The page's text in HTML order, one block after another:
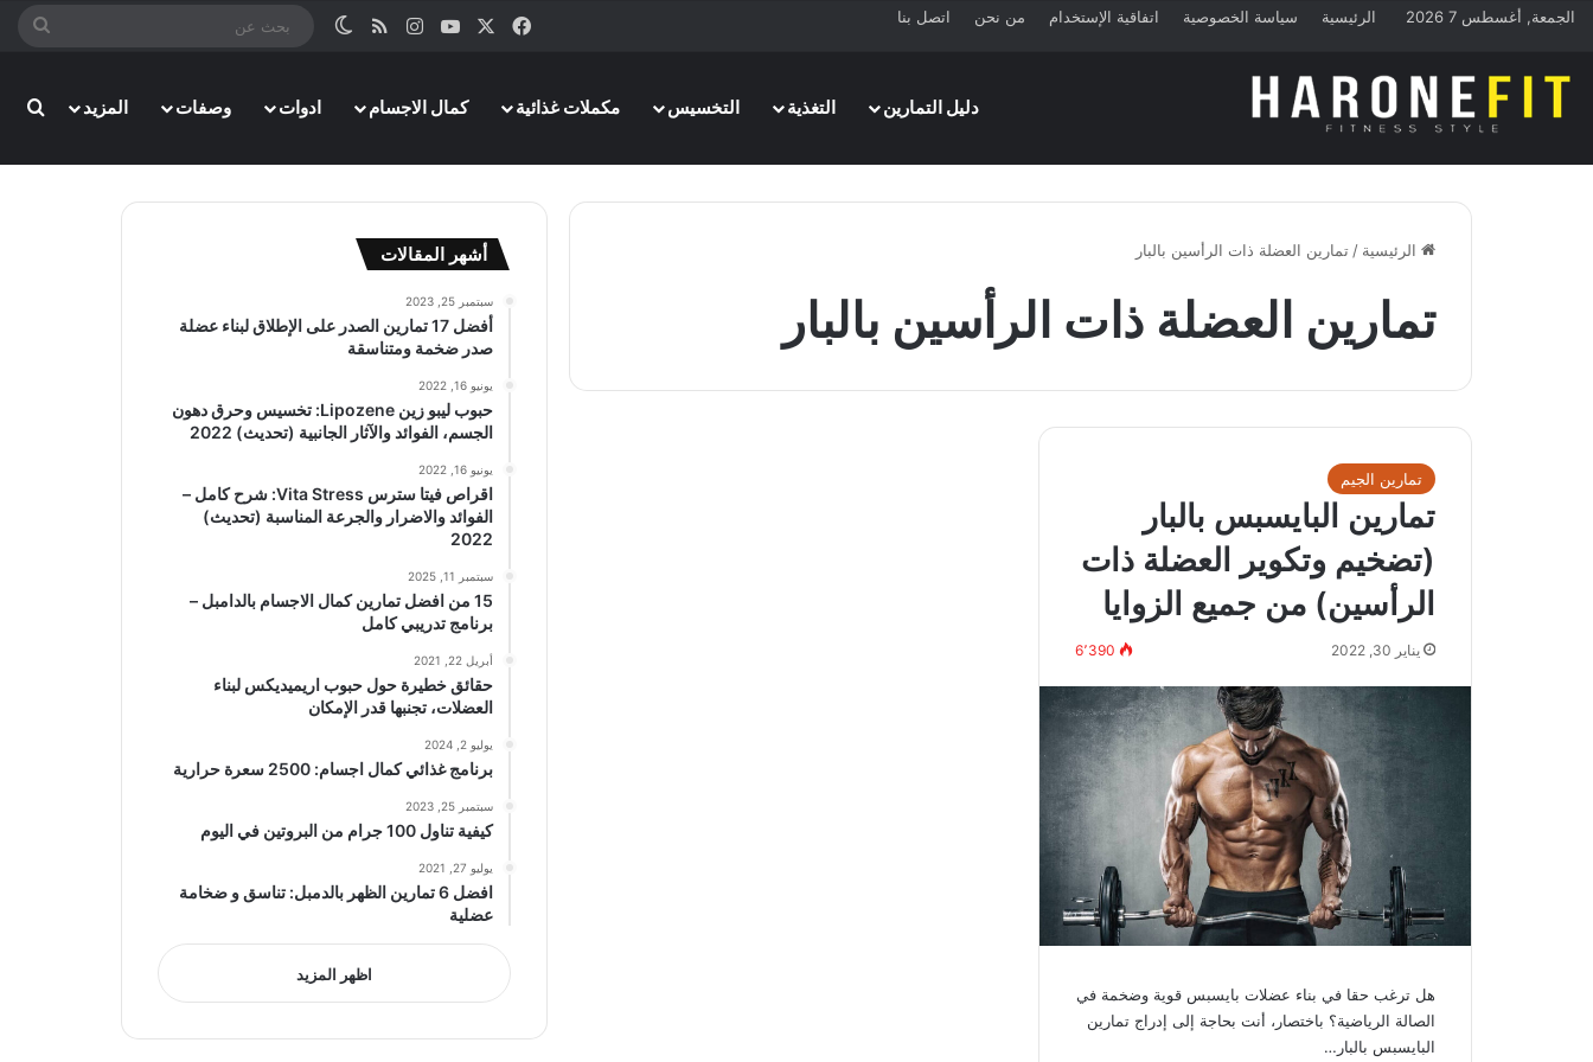
الجمعة, أغسطس 7 2026 الرئيسية سياسة الخصوصية اتفاقية الإستخدام من نحن اتصل بنا فيسبوك ‫YouTubeانستقرامملخص الموقع RSS
الوضع المظلم
دليل التمارين
التغذية التخسيس مكملات غذائية كمال الاجسام ادوات وصفات المزيد
الرئيسية / تمارين العضلة ذات الرأسين بالبار
تمارين العضلة ذات الرأسين بالبار
تمارين الجيم
تمارين البايسبس بالبار
(تضخيم وتكوير العضلة ذات
الرأسين) من جميع الزوايا
يناير 30, 2022 6٬390
هل ترغب حقا في بناء عضلات بايسبس قوية وضخمة في
الصالة الرياضية؟ باختصار، أنت بحاجة إلى إدراج تمارين
البايسبس بالبار…
أشهر المقالات
سبتمبر 25, 2023
أفضل 17 تمارين الصدر على الإطلاق لبناء عضلة
صدر ضخمة ومتناسقة
يونيو 16, 2022
حبوب ليبو زين Lipozene: تخسيس وحرق دهون
الجسم، الفوائد والآثار الجانبية (تحديث) 2022
يونيو 16, 2022
اقراص فيتا سترس Vita Stress: شرح كامل –
الفوائد والاضرار والجرعة المناسبة (تحديث)
2022
سبتمبر 11, 2025
15 من افضل تمارين كمال الاجسام بالدامبل –
برنامج تدريبي كامل
أبريل 22, 2021
حقائق خطيرة حول حبوب اريميديكس لبناء
العضلات، تجنبها قدر الإمكان
يوليو 2, 2024
برنامج غذائي كمال اجسام: 2500 سعرة حرارية
سبتمبر 25, 2023
كيفية تناول 100 جرام من البروتين في اليوم
يوليو 27, 2021
افضل 6 تمارين الظهر بالدمبل: تناسق و ضخامة
عضلية
اظهر المزيد